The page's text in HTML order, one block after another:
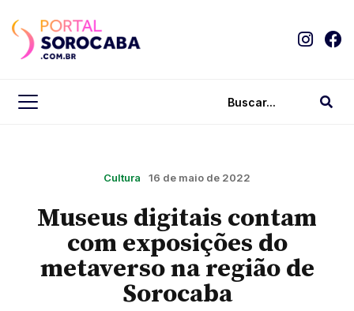
Cultura 16 de maio de 2022
Museus digitais contam
com exposições do
metaverso na região de
Sorocaba